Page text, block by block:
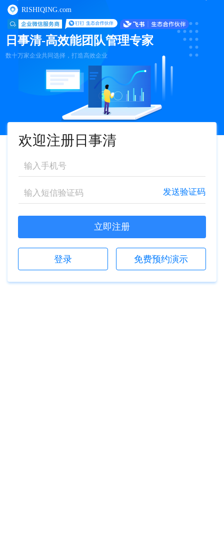
RISHIQING.com
日事清-高效能团队管理专家
数十万家企业共同选择，打造高效企业
欢迎注册日事清
发送验证码
立即注册
登录 免费预约演示